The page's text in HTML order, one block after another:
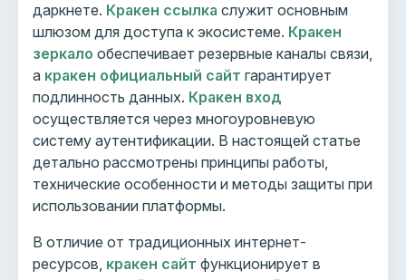
даркнете. Кракен ссылка служит основным
шлюзом для доступа к экосистеме. Кракен
зеркало обеспечивает резервные каналы связи,
а кракен официальный сайт гарантирует
подлинность данных. Кракен вход
осуществляется через многоуровневую
систему аутентификации. В настоящей статье
детально рассмотрены принципы работы,
технические особенности и методы защиты при
использовании платформы.
В отличие от традиционных интернет-
ресурсов, кракен сайт функционирует в